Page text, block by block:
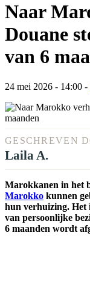
Naar
Douane
van 6
24 mei 2026 - 14:00 -
GESCHREVEN
Laila A.
Marokkanen in het
Marokko kunnen
hun verhuizing. Het
van persoonlijke
6 maanden wordt